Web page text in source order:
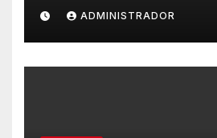
ADMINISTRADOR